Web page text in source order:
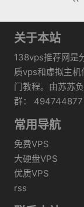
关于本站
138vps推荐网是
质vps和虚拟主机
门教程。由苏苏
群： 494744877
常用导航
免费VPS
大硬盘VPS
优质VPS
rss